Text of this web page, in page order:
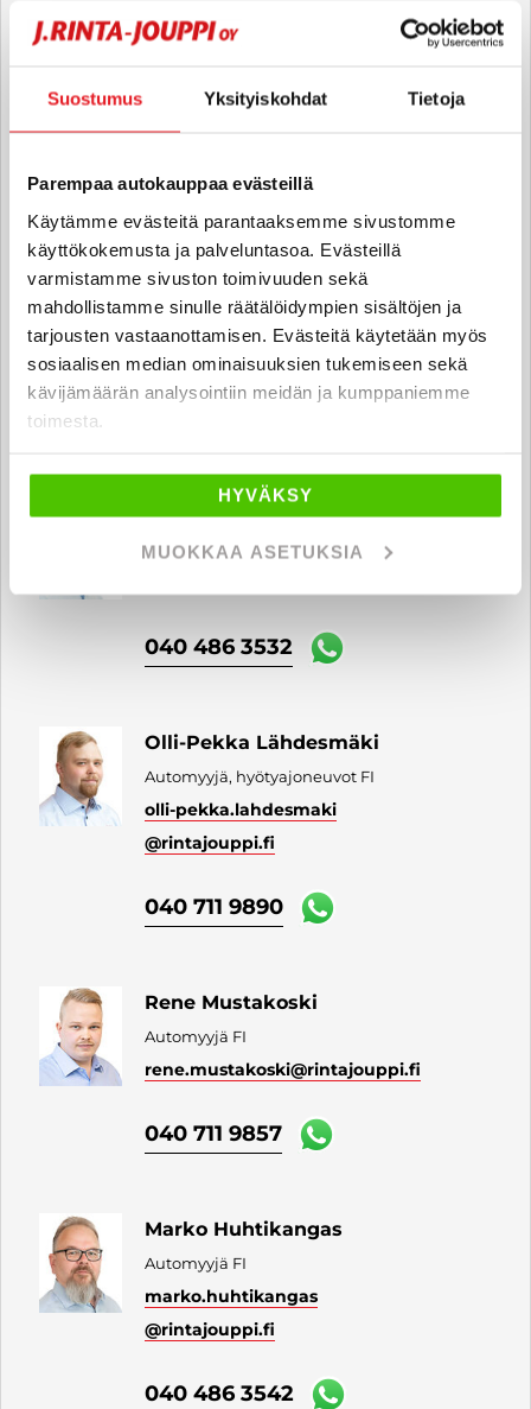
Suostumus Yksityiskohdat Tietoja
Parempaa autokauppaa evästeillä
Käytämme evästeitä parantaaksemme sivustomme
käyttökokemusta ja palveluntasoa. Evästeillä
varmistamme sivuston toimivuuden sekä
mahdollistamme sinulle räätälöidympien sisältöjen ja
tarjousten vastaanottamisen. Evästeitä käytetään myös
sosiaalisen median ominaisuuksien tukemiseen sekä
kävijämäärän analysointiin meidän ja kumppaniemme
toimesta.
HYVÄKSY
MUOKKAA ASETUKSIA
Automyyjä FI
kimi.kankaanpaa
040 711 3953
Raine Ruokola
raine.ruokola@rintajouppi.fi
Juha Tuisku
Automyyjä FI
040 486 3532
Olli-Pekka Lähdesmäki
Automyyjä, hyötyajoneuvot FI
olli-pekka.lahdesmaki
@rintajouppi.fi
040 711 9890
Rene Mustakoski
Automyyjä FI
rene.mustakoski@rintajouppi.fi
040 711 9857
Marko Huhtikangas
Automyyjä FI
marko.huhtikangas
@rintajouppi.fi
040 486 3542